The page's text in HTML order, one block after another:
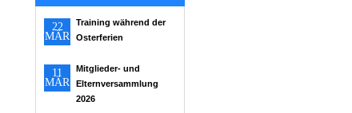
22
MÄR
Training während der
Osterferien
11
MÄR
Mitglieder- und
Elternversammlung
2026